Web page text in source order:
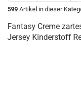
599 Artikel in dieser
Fantasy Creme
Jersey Kinderstoff